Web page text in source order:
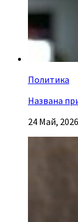
Политика
Названа
24 Май, 2026